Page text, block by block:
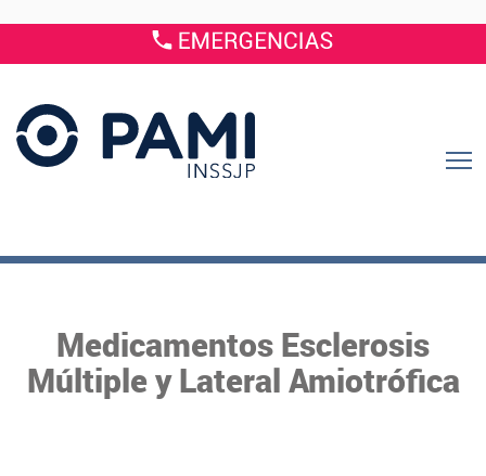
Medicamentos Esclerosis
Múltiple y Lateral Amiotrófica